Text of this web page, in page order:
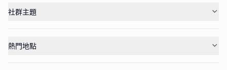
社群主題
熱門地點